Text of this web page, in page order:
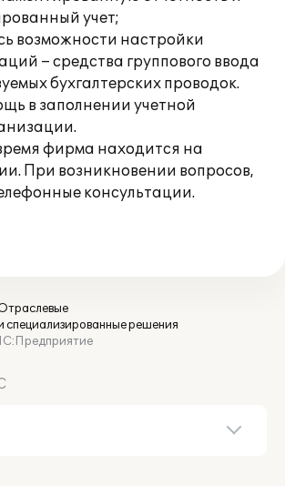
учет;
возможности настройки
– средства группового ввода
бухгалтерских проводок.
в заполнении учетной
фирма находится на
При возникновении вопросов,
консультации.
специализированные решения